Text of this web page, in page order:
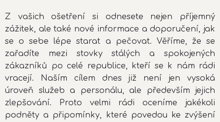
Z vašich ošetření si odnesete nejen příjemný
zážitek, ale také nové informace a doporučení, jak
se o sebe lépe starat a pečovat. Věříme, že se
zařadíte mezi stovky stálých a spokojených
zákazníků po celé republice, kteří se k nám rádi
vracejí. Naším cílem dnes již není jen vysoká
úroveň služeb a personálu, ale především jejich
zlepšování. Proto velmi rádi oceníme jakékoli
podněty a připomínky, které povedou ke zvýšení